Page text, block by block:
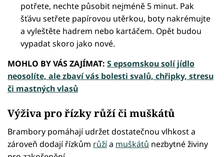
potřete, nechte působit nejméně 5 minut. Pak
šťávu setřete papírovou utěrkou, boty nakrémujte
a vyleštěte hadrem nebo kartáčem. Opět budou
vypadat skoro jako nové.
MOHLO BY VÁS ZAJÍMAT: S epsomskou solí jídlo
neosolíte, ale zbaví vás bolesti svalů, chřipky, stresu
či mastných vlasů
Výživa pro řízky růží či muškátů
Brambory pomáhají udržet dostatečnou vlhkost a
zároveň dodají řízkům růžía muškátů nezbytné živiny